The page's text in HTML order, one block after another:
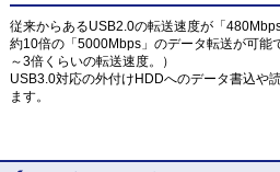
従来からあるUSB2.0の転送速度が「
約10倍の「5000Mbps」のデータ転送が可能
～3倍くらいの転送速度。）
USB3.0対応の外付けHDDへのデータ書込や
ます。